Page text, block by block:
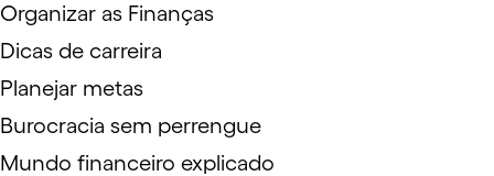
Organizar as Finanças
Dicas de carreira
Planejar metas
Burocracia sem perrengue
Mundo financeiro explicado